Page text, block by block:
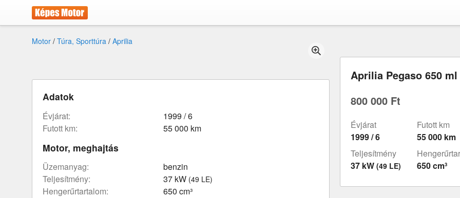
Motor / Túra, Sporttúra / Aprilia
Aprilia Pegaso 650 ml
800 000 Ft
Évjárat
1999 / 6
Futott km
55 000 km
Teljesítmény
37 kW (49 LE)
650 cm³
Adatok
évjárat:
1999 / 6
futott km:
55 000 km
Motor, meghajtás
üzemanyag:
benzin
teljesítmény:
37 kW (49 LE)
hengerűrtartalom: 650 cm³